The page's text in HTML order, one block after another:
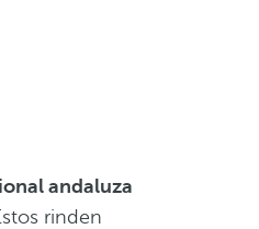
andaluza
rinden